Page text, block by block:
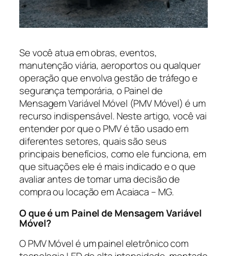
Se você atua em obras, eventos,
manutenção viária, aeroportos ou qualquer
operação que envolva gestão de tráfego e
segurança temporária, o Painel de
Mensagem Variável Móvel (PMV Móvel) é um
recurso indispensável. Neste artigo, você vai
entender por que o PMV é tão usado em
diferentes setores, quais são seus
principais benefícios, como ele funciona, em
que situações ele é mais indicado e o que
avaliar antes de tomar uma decisão de
compra ou locação em Acaiaca – MG.
O que é um Painel de Mensagem Variável
Móvel?
O PMV Móvel é um painel eletrônico com